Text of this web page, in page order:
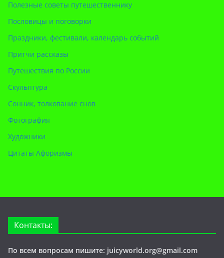
Полезные советы путешественнику
Пословицы и поговорки
Праздники, фестивали, календарь событий
Притчи рассказы
Путешествия по России
Скульптура
Сонник, толкование снов
Фотография
Художники
Цитаты Афоризмы
Контакты:
По всем вопросам пишите: juicyworld.org@gmail.com